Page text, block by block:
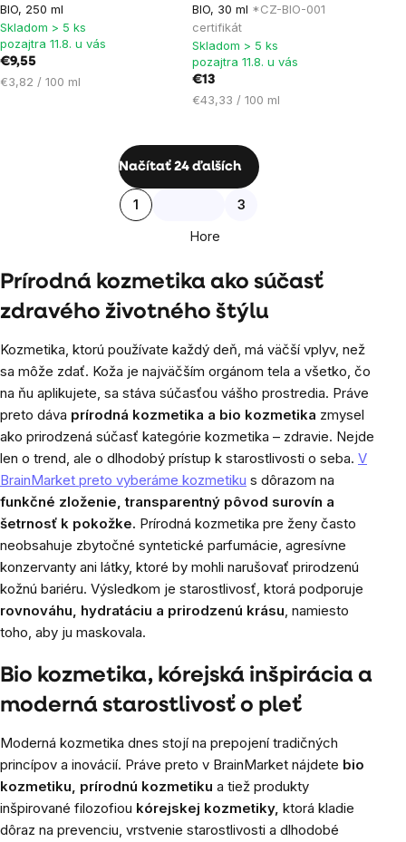
BIO, 250 ml
Skladom > 5 ks
pozajtra 11.8. u vás
€9,55
Jednotková
€3,82 / 100 ml
BIO, 30 ml *CZ-BIO-001
certifikát
Skladom > 5 ks
pozajtra 11.8. u vás
€13
Jednotková
€43,33 / 100 ml
Ovládacie
výpisu
Načítať 24 ďalších
Stránkovanie
1 3
Hore
Prírodná kozmetika ako súčasť
zdravého životného štýlu
Kozmetika, ktorú používate každý deň, má väčší vplyv, než
sa môže zdať. Koža je najväčším orgánom tela a všetko, čo
na ňu aplikujete, sa stáva súčasťou vášho prostredia. Práve
preto dáva prírodná kozmetika a bio kozmetika zmysel
ako prirodzená súčasť kategórie kozmetika – zdravie. Nejde
len o trend, ale o dlhodobý prístup k starostlivosti o seba. V
BrainMarket preto vyberáme kozmetiku s dôrazom na
funkčné zloženie, transparentný pôvod surovín a
šetrnosť k pokožke. Prírodná kozmetika pre ženy často
neobsahuje zbytočné syntetické parfumácie, agresívne
konzervanty ani látky, ktoré by mohli narušovať prirodzenú
kožnú bariéru. Výsledkom je starostlivosť, ktorá podporuje
rovnováhu, hydratáciu a prirodzenú krásu, namiesto
toho, aby ju maskovala.
Bio kozmetika, kórejská inšpirácia a
moderná starostlivosť o pleť
Moderná kozmetika dnes stojí na prepojení tradičných
princípov a inovácií. Práve preto v BrainMarket nájdete bio
kozmetiku, prírodnú kozmetiku a tiež produkty
inšpirované filozofiou kórejskej kozmetiky, ktorá kladie
dôraz na prevenciu, vrstvenie starostlivosti a dlhodobé